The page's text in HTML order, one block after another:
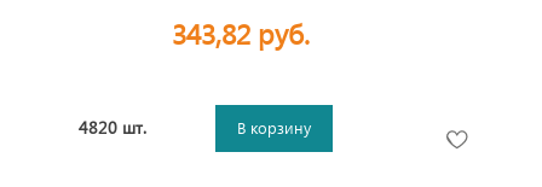
343,82 руб.
4820 шт. В корзину